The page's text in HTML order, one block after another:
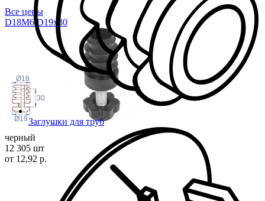
Заглушки для труб
Все цены
D18M6.D19x 30
Ø18
30
Ø19
черный
12 305 шт
от 12,92 р.